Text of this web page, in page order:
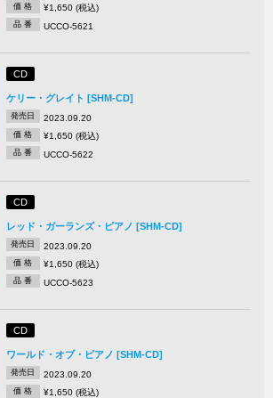
価 格 ¥1,650 (税込)
品 番 UCCO-5621
CD
ケリー・グレイト [SHM-CD]
発売日 2023.09.20
価 格 ¥1,650 (税込)
品 番 UCCO-5622
CD
レッド・ガーランズ・ピアノ [SHM-CD]
発売日 2023.09.20
価 格 ¥1,650 (税込)
品 番 UCCO-5623
CD
ワールド・オブ・ピアノ [SHM-CD]
発売日 2023.09.20
価 格 ¥1,650 (税込)